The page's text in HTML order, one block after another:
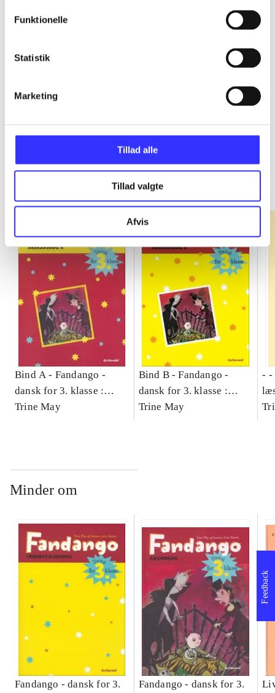
Funktionelle
Statistik
Marketing
Tillad alle
Tillad valgte
Afvis
Fandango - dansk for 3. klasse
Bind A - Fandango -
dansk for 3. klasse :
grundbog -- Arbejdsbog.
Trine May
Bind B -Fandango -
dansk for 3. klasse :
grundbog -- Arbejdsbog.
Trine May
- -
-
Minder om
Fandango - dansk for 3.
Fandango - dansk for 3.
Feedback